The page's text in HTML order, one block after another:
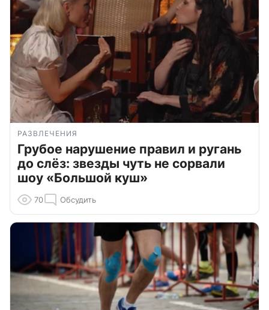
РАЗВЛЕЧЕНИЯ
Грубое нарушение правил и ругань
до слёз: звезды чуть не сорвали
шоу «Большой куш»
70 Обсудить